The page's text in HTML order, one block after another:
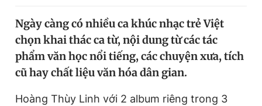
Video Magazine
Sản phẩm khác
Ngày càng có nhiều ca khúc nhạc trẻ Việt
chọn khai thác ca từ, nội dung từ các tác
phẩm văn học nổi tiếng, các chuyện xưa, tích
cũ hay chất liệu văn hóa dân gian.
Hoàng Thùy Linh với 2 album riêng trong 3